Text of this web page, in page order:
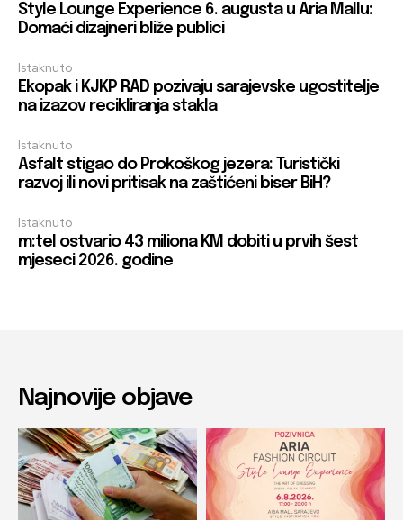
Style Lounge Experience 6. augusta u Aria Mallu:
Domaći dizajneri bliže publici
Istaknuto
Ekopak i KJKP RAD pozivaju sarajevske ugostitelje
na izazov recikliranja stakla
Istaknuto
Asfalt stigao do Prokoškog jezera: Turistički
razvoj ili novi pritisak na zaštićeni biser BiH?
Istaknuto
m:tel ostvario 43 miliona KM dobiti u prvih šest
mjeseci 2026. godine
Najnovije objave